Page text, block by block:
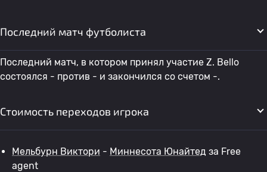
Последний матч футболиста
Последний матч, в котором принял участие Z. Bello
состоялся - против - и закончился со счетом -.
Стоимость переходов игрока
Мельбурн Виктори - Миннесота Юнайтед за Free
agent